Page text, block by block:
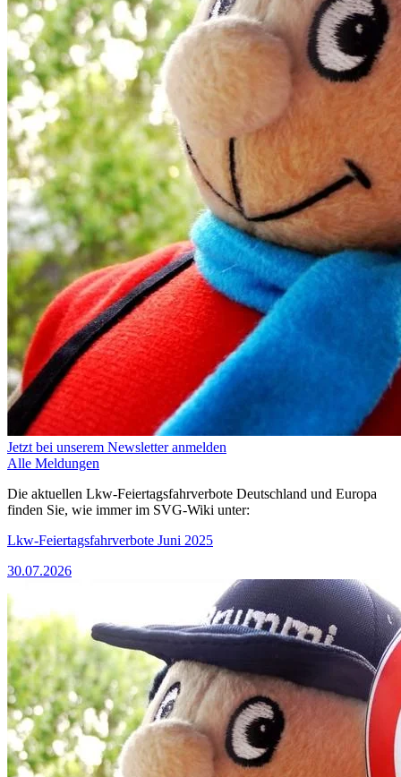
Jetzt bei unserem Newsletter anmelden
Alle Meldungen
Die aktuellen Lkw-Feiertagsfahrverbote Deutschland und Europa
finden Sie, wie immer im SVG-Wiki unter:
Lkw-Feiertagsfahrverbote Juni 2025
30.07.2026